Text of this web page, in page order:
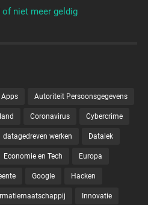
niet meer geldig
Apps Autoriteit Persoonsgegevens
Coronavirus Cybercrime
datagedreven werken Datalek
Economie en Tech Europa
Google Hacken
Innovatie